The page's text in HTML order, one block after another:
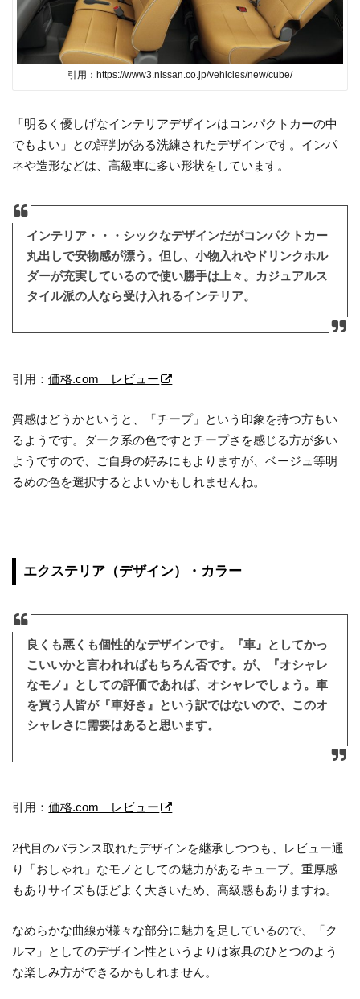
引用：https://www3.nissan.co.jp/vehicles/new/cube/
「明るく優しげなインテリアデザインはコンパクトカーの中
でもよい」との評判がある洗練されたデザインです。インパ
ネや造形などは、高級車に多い形状をしています。
インテリア・・・シックなデザインだがコンパクトカー
丸出しで安物感が漂う。但し、小物入れやドリンクホル
ダーが充実しているので使い勝手は上々。カジュアルス
タイル派の人なら受け入れるインテリア。
引用：価格.com レビュー
質感はどうかというと、「チープ」という印象を持つ方もい
るようです。ダーク系の色ですとチープさを感じる方が多い
ようですので、ご自身の好みにもよりますが、ベージュ等明
るめの色を選択するとよいかもしれませんね。
エクステリア（デザイン）・カラー
良くも悪くも個性的なデザインです。『車』としてかっ
こいいかと言われればもちろん否です。が、『オシャレ
なモノ』としての評価であれば、オシャレでしょう。車
を買う人皆が『車好き』という訳ではないので、このオ
シャレさに需要はあると思います。
引用：価格.com レビュー
2代目のバランス取れたデザインを継承しつつも、レビュー通
り「おしゃれ」なモノとしての魅力があるキューブ。重厚感
もありサイズもほどよく大きいため、高級感もありますね。
なめらかな曲線が様々な部分に魅力を足しているので、「ク
ルマ」としてのデザイン性というよりは家具のひとつのよう
な楽しみ方ができるかもしれません。